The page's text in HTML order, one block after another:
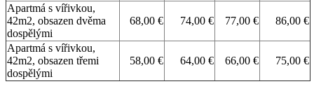
Apartmá s vířivkou,
42m2, obsazen dvěma
dospělými
68,00 € 74,00 € 77,00 € 86,00 €
Apartmá s vířivkou,
42m2, obsazen třemi
dospělými
58,00 € 64,00 € 66,00 € 75,00 €